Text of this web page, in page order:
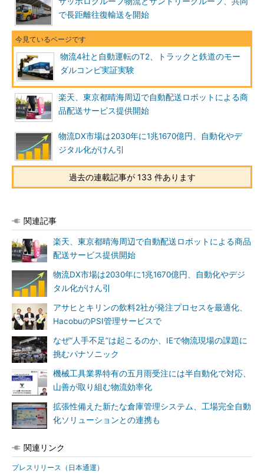
で長距離往復輸送を開始
物流4社と自動運転のT2、トラックと鉄道のモー
ダルコンビ実証実験
楽天、東京都晴海周辺で自動配送ロボットによる商
品配送サービス提供開始
物流DX市場は2030年に1兆1670億円、自動化やデ
ジタル化がけん引
過去の連載記事が 133 件あります
関連記事
楽天、東京都晴海周辺で自動配送ロボットによる商品
配送サービス提供開始
物流DX市場は2030年に1兆1670億円、自動化やデジ
タル化がけん引
アサヒとキリンの飲料2社が発注プロセスを最適化、
HacobuのPSI管理サービスで
なぜ“人手不足”は起こるのか、IEで物流現場の課題に
挑むパナソニック
機械工具業界特有の五月雨受注には半自動化で対応、
山善が取り組む物流効率化
拡張性備えた新たな倉庫管理システム、工場完全自動
化ソリューションとの連携も
関連リンク
プレスリリース（日本通運）